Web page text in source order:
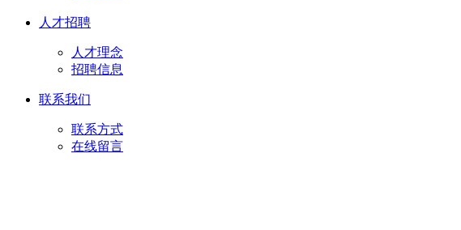
人才招聘
人才理念
招聘信息
联系我们
联系方式
在线留言